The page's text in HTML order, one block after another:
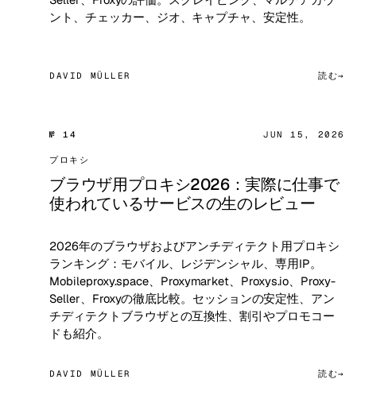
ント、チェッカー、ジオ、キャプチャ、安定性。
DAVID MÜLLER 読む
№ 14 JUN 15, 2026
プロキシ
ブラウザ用プロキシ2026：実際に仕事で
使われているサービスの生のレビュー
2026年のブラウザおよびアンチディテクト用プロキシ
ランキング：モバイル、レジデンシャル、専用IP。
Mobileproxy.space、Proxymarket、Proxys.io、Proxy-
Seller、Froxyの徹底比較。セッションの安定性、アン
チディテクトブラウザとの互換性、割引やプロモコー
ドも紹介。
DAVID MÜLLER 読む